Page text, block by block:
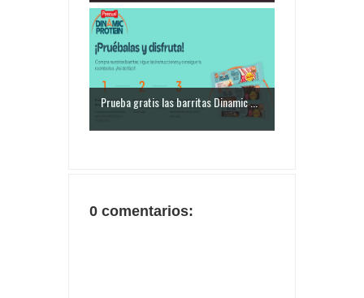
Prueba gratis las barritas Dinamic ...
0 comentarios: